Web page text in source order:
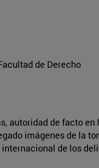
de Derecho
autoridad de facto
imágenes de la
de los